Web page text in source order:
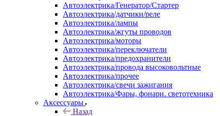
Автоэлектрика/Генератор/Стартер
Автоэлектрика/датчики/реле
Автоэлектрика/лампы
Автоэлектрика/жгуты проводов
Автоэлектрика/моторы
Автоэлектрика/переключатели
Автоэлектрика/предохранители
Автоэлектрика/провода высоковольтные
Автоэлектрика/прочее
Автоэлектрика/свечи зажигания
Автоэлектрика/Фары, фонари. светотехника
Аксессуары
Назад